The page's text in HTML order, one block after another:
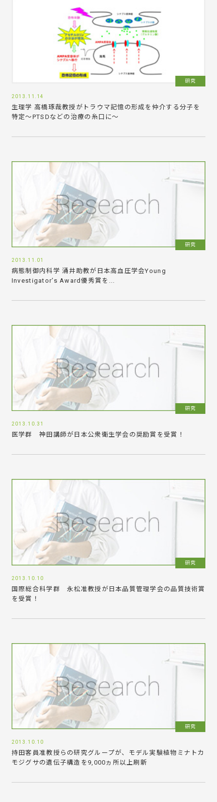
研究
2013.11.14
生理学 高橋琢哉教授がトラウマ記憶の形成を仲介する分子を
特定～PTSDなどの治療の糸口に～
研究
2013.11.01
病態制御内科学 涌井助教が日本高血圧学会Young
Investigator’s Award優秀賞を...
研究
2013.10.31
医学群 神田講師が日本公衆衛生学会の奨励賞を受賞！
研究
2013.10.10
国際総合科学群 永松准教授が日本品質管理学会の品質技術賞
を受賞！
研究
2013.10.10
持田客員准教授らの研究グループが、モデル実験植物ミナトカ
モジグサの遺伝子構造を9,000ヵ所以上刷新